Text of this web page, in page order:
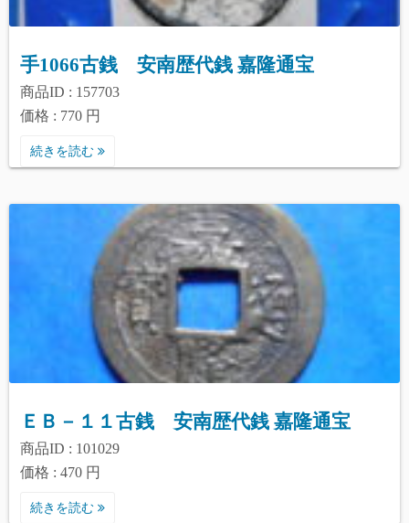
手1066古銭 安南歴代銭 嘉隆通宝
商品ID : 157703
価格 : 770 円
続きを読む
ＥＢ－１１古銭 安南歴代銭 嘉隆通宝
商品ID : 101029
価格 : 470 円
続きを読む